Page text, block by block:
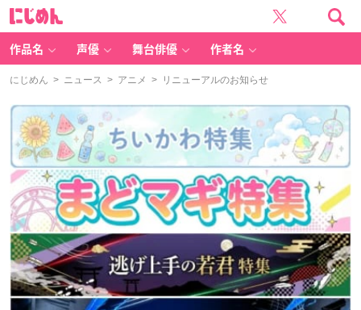
作品名 声優 舞台俳優 作者名
にじめん > ニュース > アニメ > リニューアルのお知らせ